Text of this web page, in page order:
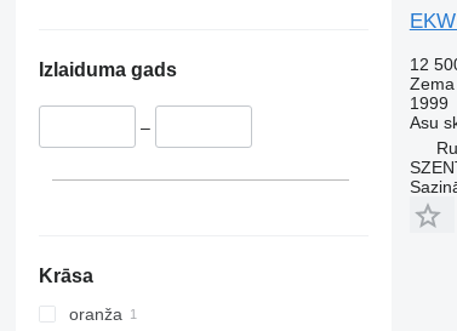
Izlaiduma gads
–
Krāsa
oranža
12
1999
Asu